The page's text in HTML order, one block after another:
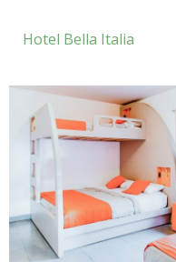
Hotel Bella Italia